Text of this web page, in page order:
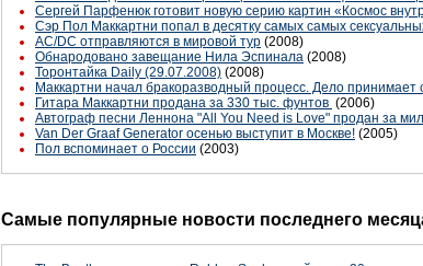
Сергей Парфенюк готовит новую серию картин «Космос
Сэр Пол Маккартни попал в десятку самых самых
AC/DC отправляются в мировой тур (2008)
Обнародовано завещание Нила Эспинала (2008)
Торонтайка Daily (29.07.2008) (2008)
Маккартни начал бракоразводный процесс. Дело принимает
Гитара Маккартни продана за 330 тыс. фунтов (2006)
Автограф песни Леннона "All You Need is Love" продан за
Van Der Graaf Generator осенью выступит в Москве! (2005)
Пол вспоминает о России (2003)
Самые популярные новости последнего